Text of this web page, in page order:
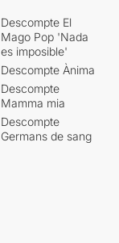
Descompte El
Mago Pop 'Nada
es imposible'
Descompte Ànima
Descompte
Mamma mia
Descompte
Germans de sang